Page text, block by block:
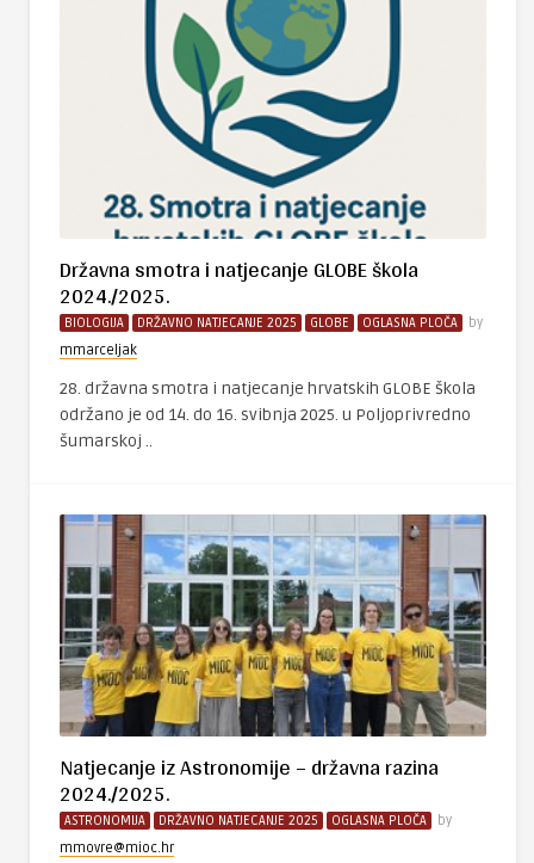
Državna smotra i natjecanje GLOBE škola
2024./2025.
BIOLOGIJA DRŽAVNO NATJECANJE 2025 GLOBE OGLASNA PLOČA
by
mmarceljak
28. državna smotra i natjecanje hrvatskih GLOBE škola
održano je od 14. do 16. svibnja 2025. u Poljoprivredno
šumarskoj ..
Natjecanje iz Astronomije – državna razina
2024./2025.
ASTRONOMIJA DRŽAVNO NATJECANJE 2025 OGLASNA PLOČA
by
mmovre@mioc.hr